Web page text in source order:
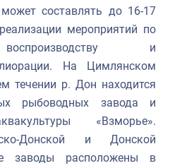
составлять до 16-17
мероприятий по
и
На Цимлянском
течении р. Дон находится
рыбоводных завода и
«Взморье».
Донской и Донской
заводы расположены в